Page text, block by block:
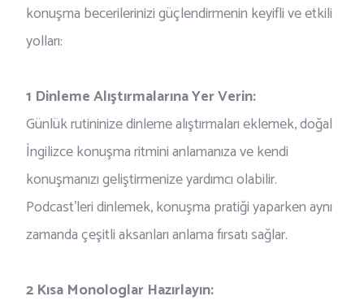
konuşma becerilerinizi güçlendirmenin keyifli ve etkili
yolları:
1 Dinleme Alıştırmalarına Yer Verin:
Günlük rutininize dinleme alıştırmaları eklemek, doğal
İngilizce konuşma ritmini anlamanıza ve kendi
konuşmanızı geliştirmenize yardımcı olabilir.
Podcast'leri dinlemek, konuşma pratiği yaparken aynı
zamanda çeşitli aksanları anlama fırsatı sağlar.
2 Kısa Monologlar Hazırlayın: